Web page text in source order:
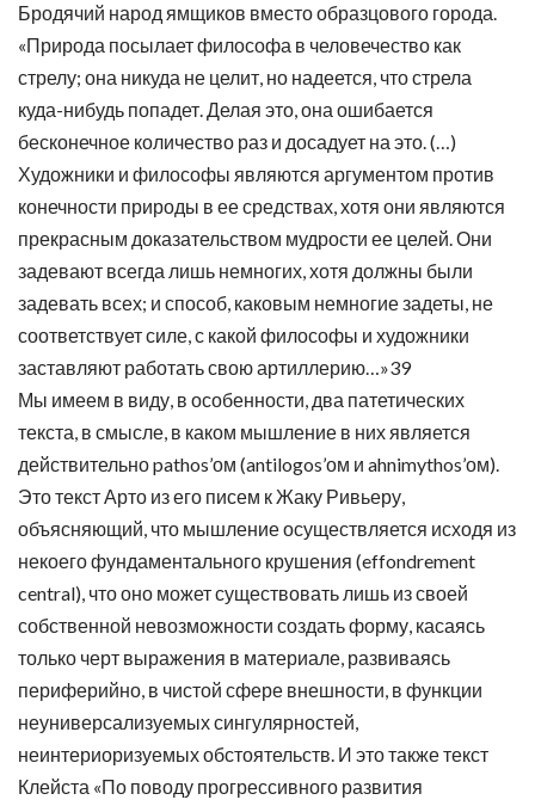
Бродячий народ ямщиков вместо образцового города.
«Природа посылает философа в человечество как
стрелу; она никуда не целит, но надеется, что стрела
куда-нибудь попадет. Делая это, она ошибается
бесконечное количество раз и досадует на это. (…)
Художники и философы являются аргументом против
конечности природы в ее средствах, хотя они являются
прекрасным доказательством мудрости ее целей. Они
задевают всегда лишь немногих, хотя должны были
задевать всех; и способ, каковым немногие задеты, не
соответствует силе, с какой философы и художники
заставляют работать свою артиллерию…»39
Мы имеем в виду, в особенности, два патетических
текста, в смысле, в каком мышление в них является
действительно pathos’ом (antilogos’ом и ahnimythos’ом).
Это текст Арто из его писем к Жаку Ривьеру,
объясняющий, что мышление осуществляется исходя из
некоего фундаментального крушения (effondrement
central), что оно может существовать лишь из своей
собственной невозможности создать форму, касаясь
только черт выражения в материале, развиваясь
периферийно, в чистой сфере внешности, в функции
неуниверсализуемых сингулярностей,
неинтериоризуемых обстоятельств. И это также текст
Клейста «По поводу прогрессивного развития